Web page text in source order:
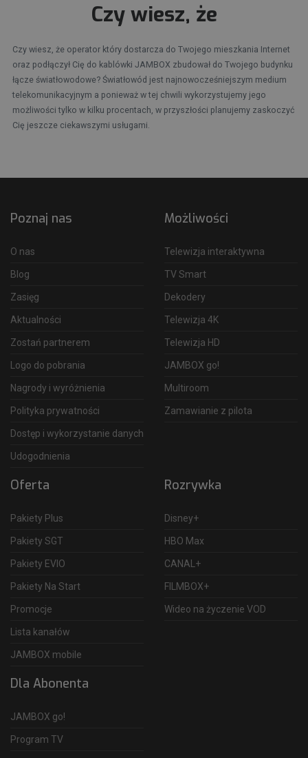
Czy wiesz, że
Czy wiesz, że operator który dostarcza do Twojego mieszkania Internet
oraz podłączył Cię do kablówki JAMBOX zbudował do Twojego budynku
łącze światłowodowe? Światłowód jest najnowocześniejszym medium
telekomunikacyjnym a ponieważ w tej chwili wykorzystujemy jego
możliwości tylko w kilku procentach, w przyszłości planujemy zaskoczyć
Cię jeszcze ciekawszymi usługami.
Poznaj nas
O nas
Blog
Zasięg
Aktualności
Zostań partnerem
Logo do pobrania
Nagrody i wyróżnienia
Polityka prywatności
Dostęp i wykorzystanie danych
Udogodnienia
Możliwości
Telewizja interaktywna
TV Smart
Dekodery
Telewizja 4K
Telewizja HD
JAMBOX go!
Multiroom
Zamawianie z pilota
Oferta
Pakiety Plus
Pakiety SGT
Pakiety EVIO
Pakiety Na Start
Promocje
Lista kanałów
JAMBOX mobile
Rozrywka
Disney+
HBO Max
CANAL+
FILMBOX+
Wideo na życzenie VOD
Dla Abonenta
JAMBOX go!
Program TV